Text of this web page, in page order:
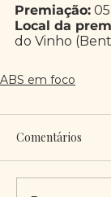
Premiação:
Local da
do Vinho
ABS em foco
Comentários